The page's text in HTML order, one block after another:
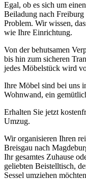
Egal, ob es sich um
Beiladung nach
Problem. Wir wissen,
wie Ihre Einrichtung.
Von der behutsamen
bis hin zum sicheren
jedes Möbelstück wird
Ihre Möbel sind bei uns
Wohnwand, ein
Erhalten Sie jetzt
Umzug.
Wir organisieren Ihren
Breisgau nach
Ihr gesamtes Zuhause
geliebten Beistelltisch,
Sessel umziehen